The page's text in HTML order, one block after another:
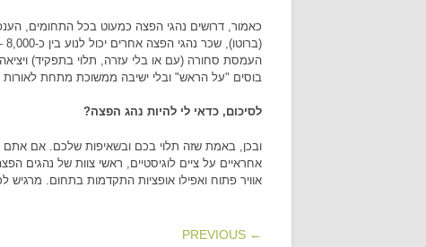
העמסת סחורה (עם או בלי עזרה, תלוי בתפקיד)
בוסים "על הראש" ובלי ישיבה ממשוכת מתחת
לסיכום, כדאי לי להיות נהג הפצה?
ובכן, באמת שזה תלוי בכם ובשאיפות שלכם. אם אתם
אחראיים על ציים לוגיסטיים, ראשי צוות של נהגים
אוויר פתוח ואפילו אופציות התקדמות בתחום.
POST NAVIGATION
← PREVIOUS